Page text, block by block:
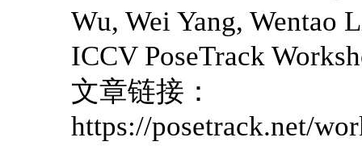
Wu, Wei Yang, Wentao
ICCV PoseTrack
文章链接：
https://posetrack.net/